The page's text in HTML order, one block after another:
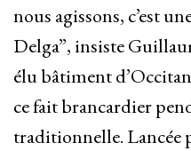
nous agissons, c’est
Delga”, insiste
élu bâtiment
ce fait brancardier
traditionnelle. Lancée